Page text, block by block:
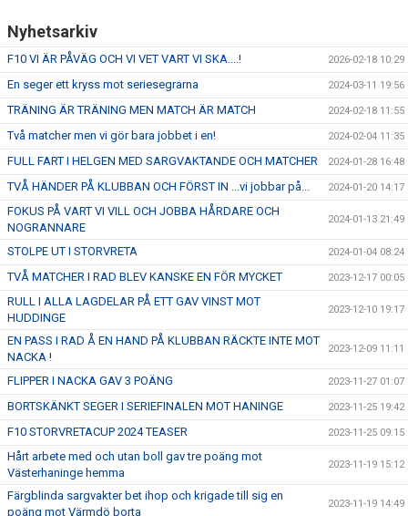
Nyhetsarkiv
F10 VI ÄR PÅVÄG OCH VI VET VART VI SKA....! 2026-02-18 10:29
En seger ett kryss mot seriesegrarna 2024-03-11 19:56
TRÄNING ÄR TRÄNING MEN MATCH ÄR MATCH 2024-02-18 11:55
Två matcher men vi gör bara jobbet i en! 2024-02-04 11:35
FULL FART I HELGEN MED SARGVAKTANDE OCH MATCHER 2024-01-28 16:48
TVÅ HÄNDER PÅ KLUBBAN OCH FÖRST IN ...vi jobbar på... 2024-01-20 14:17
FOKUS PÅ VART VI VILL OCH JOBBA HÅRDARE OCH
NOGRANNARE
2024-01-13 21:49
STOLPE UT I STORVRETA 2024-01-04 08:24
TVÅ MATCHER I RAD BLEV KANSKE EN FÖR MYCKET 2023-12-17 00:05
RULL I ALLA LAGDELAR PÅ ETT GAV VINST MOT
HUDDINGE
2023-12-10 19:17
EN PASS I RAD Å EN HAND PÅ KLUBBAN RÄCKTE INTE MOT
NACKA !
2023-12-09 11:11
FLIPPER I NACKA GAV 3 POÄNG 2023-11-27 01:07
BORTSKÄNKT SEGER I SERIEFINALEN MOT HANINGE 2023-11-25 19:42
F10 STORVRETACUP 2024 TEASER 2023-11-25 09:15
Hårt arbete med och utan boll gav tre poäng mot
Västerhaninge hemma
2023-11-19 15:12
Färgblinda sargvakter bet ihop och krigade till sig en
poäng mot Värmdö borta
2023-11-19 14:49